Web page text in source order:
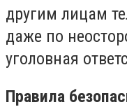
другим лицам
даже по
уголовная
Правила